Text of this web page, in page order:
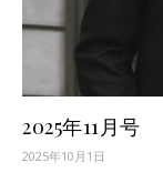
2025年11月号
2025年10月1日